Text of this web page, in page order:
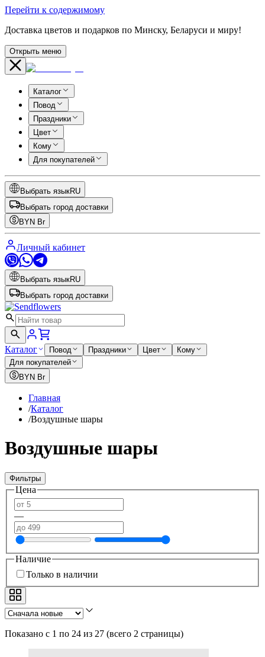
Перейти к содержимому
Доставка цветов и подарков по Минску, Беларуси и миру!
Открыть меню
Каталог
Повод
Праздники
Цвет
Кому
Для покупателей
Выбрать языкRU
Выбрать город доставки
BYN Br
Личный кабинет
Выбрать языкRU
Выбрать город доставки
Каталог Повод Праздники Цвет
Кому
Для покупателей
BYN Br
Главная
/Каталог
/Воздушные шары
Воздушные шары
Фильтры
Цена
—
Наличие
Только в наличии
Показано с 1 по 24 из 27 (всего 2 страницы)